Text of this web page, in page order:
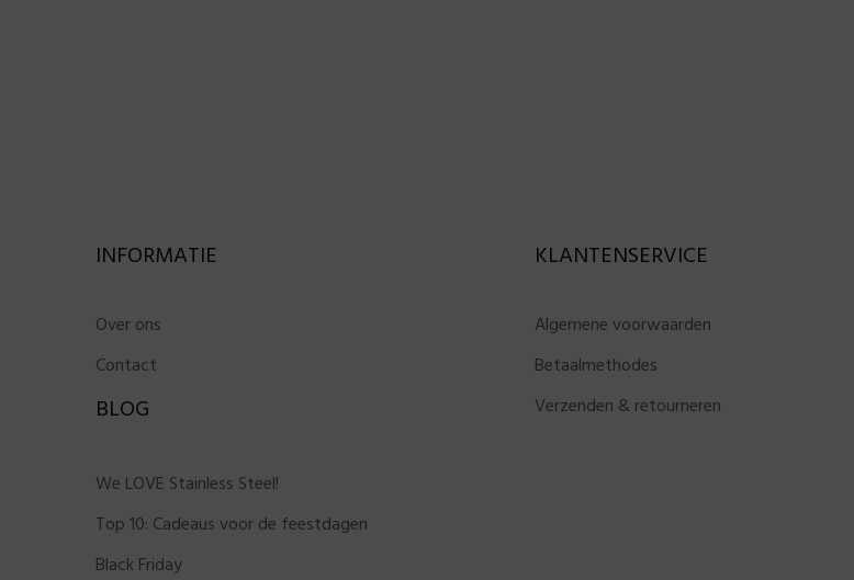
INFORMATIE
Over ons
Contact
BLOG
We LOVE Stainless Steel!
Top 10: Cadeaus voor de feestdagen
Black Friday
KLANTENSERVICE
Algemene voorwaarden
Betaalmethodes
Verzenden & retourneren